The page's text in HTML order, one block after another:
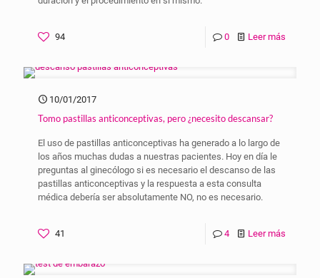
94 0 Leer más
10/01/2017
Tomo pastillas anticonceptivas, pero ¿necesito descansar?
El uso de pastillas anticonceptivas ha generado a lo largo de
los años muchas dudas a nuestras pacientes. Hoy en día le
preguntas al ginecólogo si es necesario el descanso de las
pastillas anticonceptivas y la respuesta a esta consulta
médica debería ser absolutamente NO, no es necesario.
41 4 Leer más